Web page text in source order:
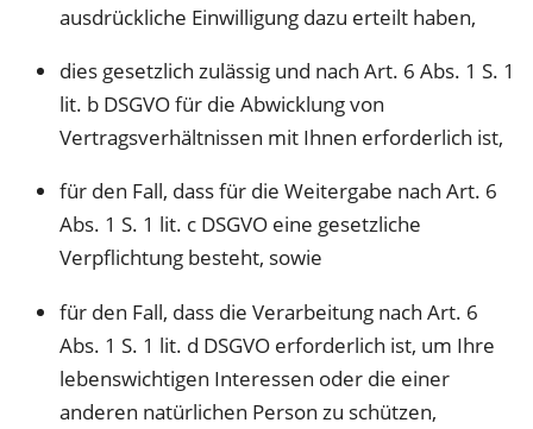
ausdrückliche Einwilligung dazu erteilt haben,
dies gesetzlich zulässig und nach Art. 6 Abs. 1 S. 1
lit. b DSGVO für die Abwicklung von
Vertragsverhältnissen mit Ihnen erforderlich ist,
für den Fall, dass für die Weitergabe nach Art. 6
Abs. 1 S. 1 lit. c DSGVO eine gesetzliche
Verpflichtung besteht, sowie
für den Fall, dass die Verarbeitung nach Art. 6
Abs. 1 S. 1 lit. d DSGVO erforderlich ist, um Ihre
lebenswichtigen Interessen oder die einer
anderen natürlichen Person zu schützen,